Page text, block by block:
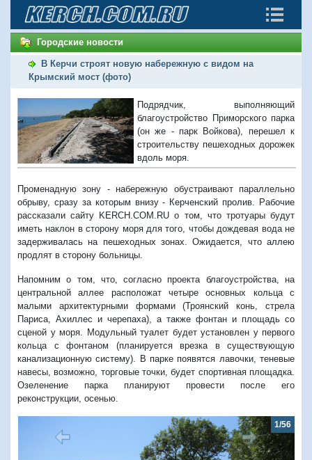
Городские новости
В Керчи строят новую набережную с видом на
Крымский мост (фото)
Подрядчик, выполняющий
благоустройство Приморского парка
(он же - парк Войкова), перешел к
строительству пешеходных дорожек
вдоль моря.
Променадную зону - набережную обустраивают параллельно
обрыву, сразу за которым внизу - Керченский пролив. Рабочие
рассказали сайту KERCH.COM.RU о том, что тротуары будут
иметь наклон в сторону моря для того, чтобы дождевая вода не
задерживалась на пешеходных зонах. Ожидается, что аллею
продлят в сторону больницы.
Напомним о том, что, согласно проекта благоустройства, на
центральной аллее расположат четыре основных кольца с
малыми архитектурными формами (Троянский конь, стрела
Париса, Ахиллес и черепаха), а также фонтан и площадь со
сценой у моря. Модульный туалет будет установлен у первого
кольца с фонтаном (планируется врезка в существующую
канализационную систему). В парке появятся лавочки, теневые
навесы, возможно, торговые точки, будет спортивная площадка.
Озеленение парка планируют провести после его
реконструкции, осенью.
1/56